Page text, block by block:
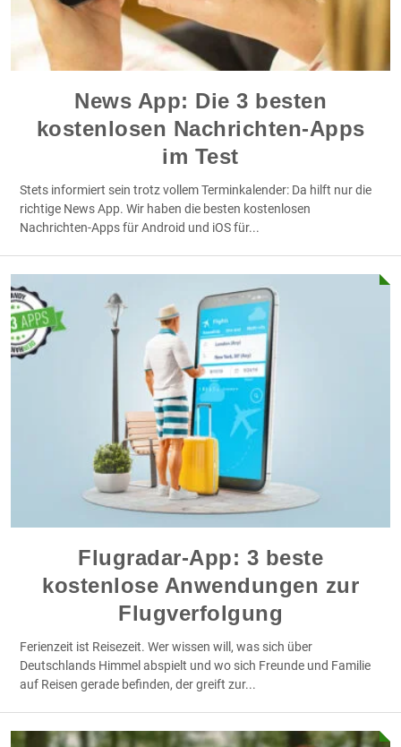
News App: Die 3 besten
kostenlosen Nachrichten-Apps
im Test
Stets informiert sein trotz vollem Terminkalender: Da hilft nur die
richtige News App. Wir haben die besten kostenlosen
Nachrichten-Apps für Android und iOS für...
Flugradar-App: 3 beste
kostenlose Anwendungen zur
Flugverfolgung
Ferienzeit ist Reisezeit. Wer wissen will, was sich über
Deutschlands Himmel abspielt und wo sich Freunde und Familie
auf Reisen gerade befinden, der greift zur...